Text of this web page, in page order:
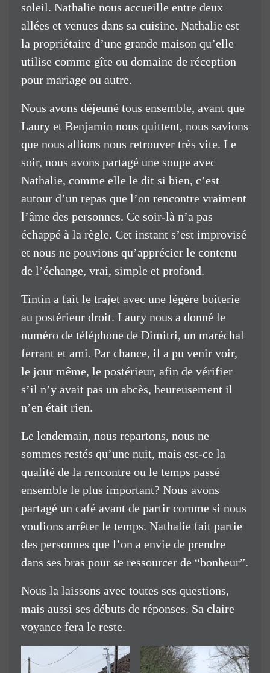
soleil. Nathalie nous accueille entre deux
allées et venues dans sa cuisine. Nathalie est
la propriétaire d’une grande maison qu’elle
utilise comme gîte ou domaine de réception
pour mariage ou autre.
Nous avons déjeuné tous ensemble, avant que
Laury et Benjamin nous quittent, nous savions
que nous allions nous retrouver très vite. Le
soir, nous avons partagé une soupe avec
Nathalie, comme elle le dit si bien, c’est
autour d’un repas que l’on rencontre vraiment
l’âme des personnes. Ce soir-là n’a pas
échappé à la règle. Cet instant s’est improvisé
et nous ne pouvions qu’apprécier le contenu
de l’échange, vrai, simple et profond.
Tintin a fait le trajet avec une légère boiterie
au postérieur droit. Laury nous a donné le
numéro de téléphone de Dimitri, un maréchal
ferrant et ami. Par chance, il a pu venir voir,
le jour même, le postérieur, afin de vérifier
s’il n’y avait pas un abcès, heureusement il
n’en était rien.
Le lendemain, nous repartons, nous ne
sommes restés qu’une nuit, mais est-ce la
qualité de la rencontre ou le temps passé
ensemble le plus important? Nous avons
partagé un café avant de partir comme si nous
voulions arrêter le temps. Nathalie fait partie
des personnes que l’on a envie de prendre
dans ses bras pour se ressourcer de “bonheur”.
Nous la laissons avec toutes ses questions,
mais aussi ses débuts de réponses. Sa claire
voyance fera le reste.